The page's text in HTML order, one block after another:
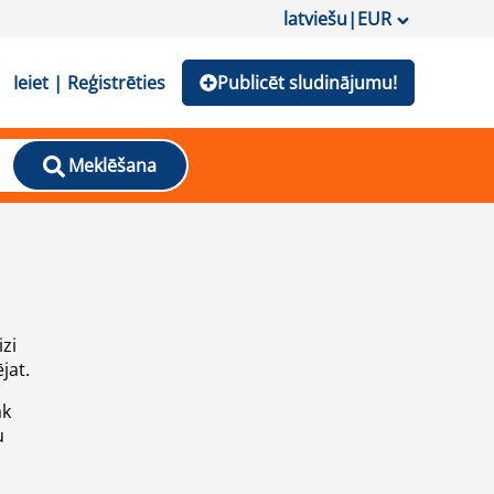
latviešu|EUR
Ieiet | Reģistrēties Publicēt sludinājumu!
Meklēšana